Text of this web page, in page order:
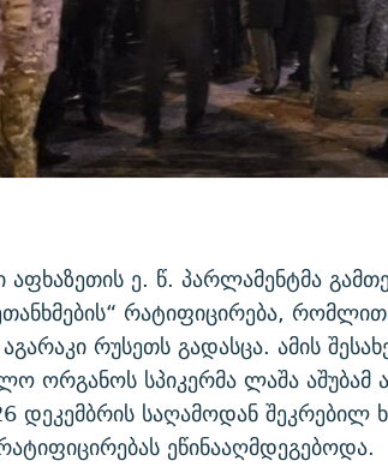
ე. წ. პარლამენტმა
რატიფიცირება,
რუსეთს გადასცა. ამის
ორგანოს სპიკერმა ლაშა აშუბამ
დეკემბრის საღამოდან
ეწინააღმდეგებოდა.